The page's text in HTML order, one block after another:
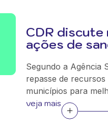
CDR
ações de
Segundo a Agência
repasse de
municípios para
veja mais